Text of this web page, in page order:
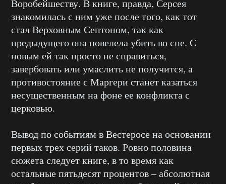
Воробейшеству. В книге, правда, Серсея
знакомилась с ним уже после того, как тот
стал Верховным Септоном, так как
предыдущего она повелела убить во сне. С
новым ей так просто не справиться,
завербовать или умаслить не получится, а
противостояние с Маргери станет казаться
несущественным на фоне ее конфликта с
церковью.
Вывод по событиям в Вестеросе на основании
первых трех серий таков. Ровно половина
сюжета следует книге, в то время как
остальные пятьдесят процентов – абсолютная